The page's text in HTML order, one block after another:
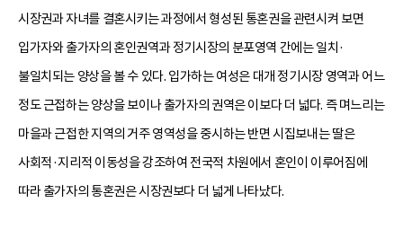
시장권과 자녀를 결혼시키는 과정에서 형성된 통혼권을 관련시켜 보면
입가자와 출가자의 혼인권역과 정기시장의 분포영역 간에는 일치·
불일치되는 양상을 볼 수 있다. 입가하는 여성은 대개 정기시장 영역과 어느
정도 근접하는 양상을 보이나 출가자의 권역은 이보다 더 넓다. 즉 며느리는
마을과 근접한 지역의 거주 영역성을 중시하는 반면 시집보내는 딸은
사회적·지리적 이동성을 강조하여 전국적 차원에서 혼인이 이루어짐에
따라 출가자의 통혼권은 시장권보다 더 넓게 나타났다.